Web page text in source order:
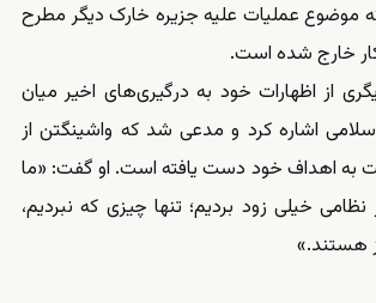
موضوع عملیات علیه جزیره خارک دیگر مطرح
خارج شده است.
از اظهارات خود به درگیری‌های اخیر میان
اشاره کرد و مدعی شد که واشینگتن از
به اهداف خود دست یافته است. او گفت: «ما
خیلی زود بردیم؛ تنها چیزی که نبردیم،
هستند.»